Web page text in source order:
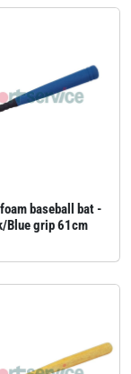
baseball bat -
Blue grip 61cm